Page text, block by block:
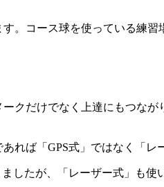
。コース球を使っている練
クだけでなく上達にもつな
れば「GPS式」ではなく「レ
したが、「レーザー式」も使